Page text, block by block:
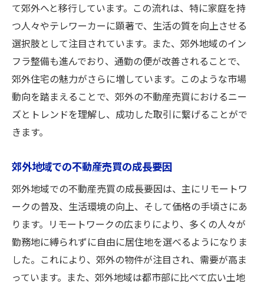
て郊外へと移行しています。この流れは、特に家庭を持
つ人々やテレワーカーに顕著で、生活の質を向上させる
選択肢として注目されています。また、郊外地域のイン
フラ整備も進んでおり、通勤の便が改善されることで、
郊外住宅の魅力がさらに増しています。このような市場
動向を踏まえることで、郊外の不動産売買におけるニー
ズとトレンドを理解し、成功した取引に繋げることがで
きます。
郊外地域での不動産売買の成長要因
郊外地域での不動産売買の成長要因は、主にリモートワ
ークの普及、生活環境の向上、そして価格の手頃さにあ
ります。リモートワークの広まりにより、多くの人々が
勤務地に縛られずに自由に居住地を選べるようになりま
した。これにより、郊外の物件が注目され、需要が高ま
っています。また、郊外地域は都市部に比べて広い土地